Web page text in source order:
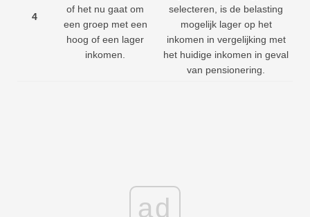
4
of het nu gaat om
een ​​groep met een
hoog of een lager
inkomen.
selecteren, is de belasting
mogelijk lager op het
inkomen in vergelijking met
het huidige inkomen in geval
van pensionering.
ad